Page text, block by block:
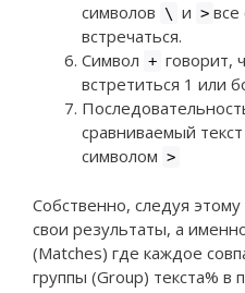
символов \ и >
встречаться.
Символ + говорит,
встретиться 1 или
сравниваемый
символом >
Собственно, следуя
свои результаты, а
(Matches) где каждое
группы (Group) текста% в